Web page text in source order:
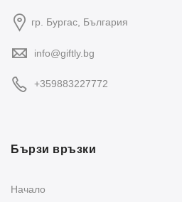
гр. Бургас, България
info@giftly.bg
+359883227772
Бързи връзки
Начало